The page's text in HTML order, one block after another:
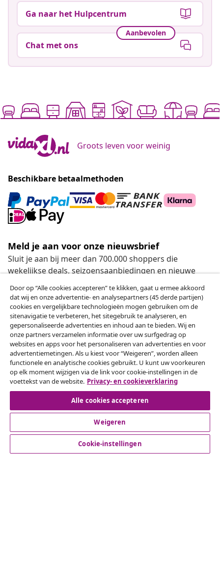
Ga naar het Hulpcentrum
Aanbevolen
Chat met ons
Groots leven voor weinig
Beschikbare betaalmethoden
Meld je aan voor onze nieuwsbrief
Sluit je aan bij meer dan 700.000 shoppers die
wekelijkse deals, seizoensaanbiedingen en nieuwe
Onze sociale media
Herroeping van de overeenkomst
Een annulering voor je bestelling indienen
Herroeping van de overeenkomst
Klantenservice
Door op “Alle cookies accepteren” te klikken, gaat u ermee akkoord
dat wij en onze advertentie- en analysepartners (45 derde partijen)
cookies en vergelijkbare technologieën mogen gebruiken om de
sitenavigatie te verbeteren, het sitegebruik te analyseren, en
gepersonaliseerde advertenties en inhoud aan te bieden. Wij en
onze partners verzamelen informatie over uw surfgedrag op
websites en apps voor het personaliseren van advertenties en voor
advertentiemetingen. Als u kiest voor “Weigeren”, worden alleen
functionele en analytische cookies gebruikt. U kunt uw voorkeuren
op elk moment wijzigen via de link voor cookie-instellingen in de
voettekst van de website. Privacy- en cookieverklaring
Alle cookies accepteren
Weigeren
Cookie-instellingen